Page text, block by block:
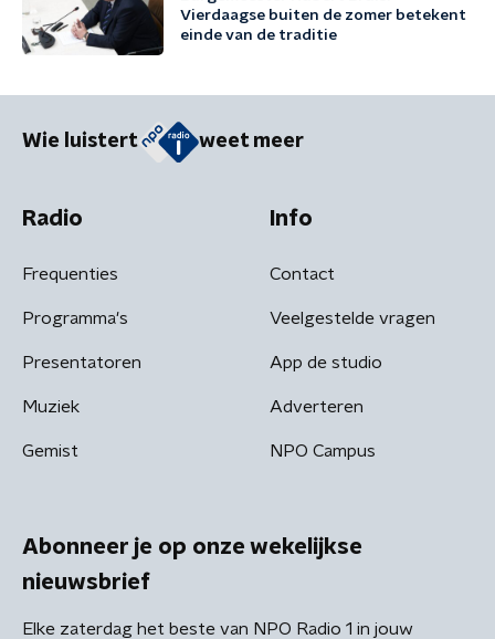
Vierdaagse buiten de zomer betekent
einde van de traditie
Wie luistert weet meer
Radio
Frequenties
Programma's
Presentatoren
Muziek
Gemist
Info
Contact
Veelgestelde vragen
App de studio
Adverteren
NPO Campus
Abonneer je op onze wekelijkse
nieuwsbrief
Elke zaterdag het beste van NPO Radio 1 in jouw